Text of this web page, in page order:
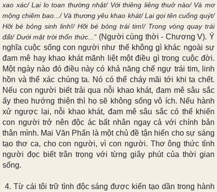
xao xác/ Lại lo toan thường nhật/ Với thiêng liêng thuở nào/ Và mơ
mộng chiêm bao.../ Và thương yêu khao khát/ Lại gọi tên cuống quýt/
Hỡi bé bỏng sinh linh!/ Hỡi bé bỏng trái tim!/ Trong vòng quay trái
đất/ Dưới mặt trời thổn thức... ”(Người cùng thời - Chương V).Ý
nghĩa cuộc sống con người như thế không gì khác ngoài sự
đam mê hay khao khát mãnh liệt một điều gì trong cuộc đời.
Một ngày nào đó điều này có khả năng chế ngự trái tim, linh
hồn và thể xác chúng ta. Nó có thể cháy mãi tới khi ta chết.
Nếu con người biết trải qua nỗi khao khát, đam mê sâu sắc
ấy theo hướng thiện thì họ sẽ không sống vô ích. Nếu hành
xử ngược lại, nỗi khao khát, đam mê sâu sắc có thể khiến
con người trở nên độc ác bất nhân ngay cả với chính bản
thân mình. Mai Văn Phấn là một chủ đề tận hiến cho sự sáng
tạo thơ ca, cho con người, vì con người. Thơ ông thức tỉnh
người đọc biết trân trọng với từng giây phút của thời gian
sống.
4. Từ cái tôi trữ tình độc sáng được kiến tạo dần trong hành